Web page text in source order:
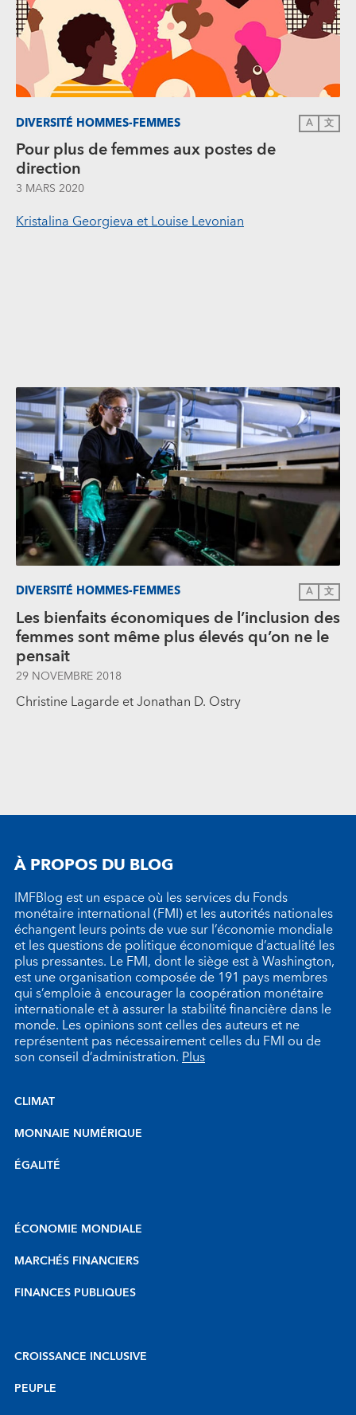
DIVERSITÉ HOMMES-FEMMES A 文
Pour plus de femmes aux postes de
direction
3 MARS 2020
Kristalina Georgieva et Louise Levonian
DIVERSITÉ HOMMES-FEMMES A 文
Les bienfaits économiques de l’inclusion des
femmes sont même plus élevés qu’on ne le
pensait
29 NOVEMBRE 2018
Christine Lagarde et Jonathan D. Ostry
À PROPOS DU BLOG
IMFBlog est un espace où les services du Fonds
monétaire international (FMI) et les autorités nationales
échangent leurs points de vue sur l’économie mondiale
et les questions de politique économique d’actualité les
plus pressantes. Le FMI, dont le siège est à Washington,
est une organisation composée de 191 pays membres
qui s’emploie à encourager la coopération monétaire
internationale et à assurer la stabilité financière dans le
monde. Les opinions sont celles des auteurs et ne
représentent pas nécessairement celles du FMI ou de
son conseil d’administration.Plus
CLIMAT
MONNAIE NUMÉRIQUE
ÉGALITÉ
ÉCONOMIE MONDIALE
MARCHÉS FINANCIERS
FINANCES PUBLIQUES
CROISSANCE INCLUSIVE
PEUPLE